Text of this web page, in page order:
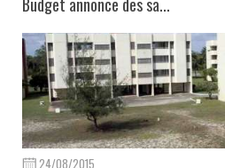
24/08/2015